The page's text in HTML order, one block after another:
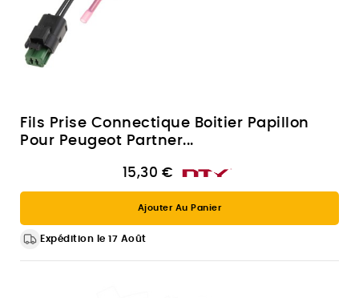
Fils Prise Connectique Boitier Papillon
Pour Peugeot Partner...
15,30 €
Ajouter Au Panier
Expédition le 17 Août